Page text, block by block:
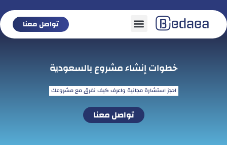
تواصل معنا
خطوات إنشاء مشروع بالسعودية
احجز استشارة مجانية واعرف كيف نفرق مع مشروعك
تواصل معنا